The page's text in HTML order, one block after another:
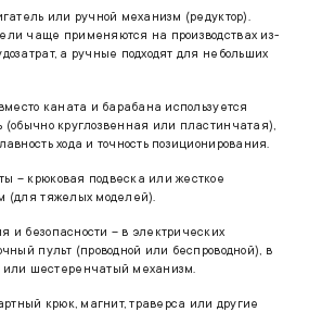
или ручной механизм (редуктор).
чаще применяются на производствах из-
а ручные подходят для небольших
каната и барабана используется
(обычно круглозвенная или пластинчатая),
хода и точность позиционирования.
– крюковая подвеска или жесткое
(для тяжелых моделей).
и безопасности – в электрических
пульт (проводной или беспроводной), в
шестеренчатый механизм.
крюк, магнит, траверса или другие